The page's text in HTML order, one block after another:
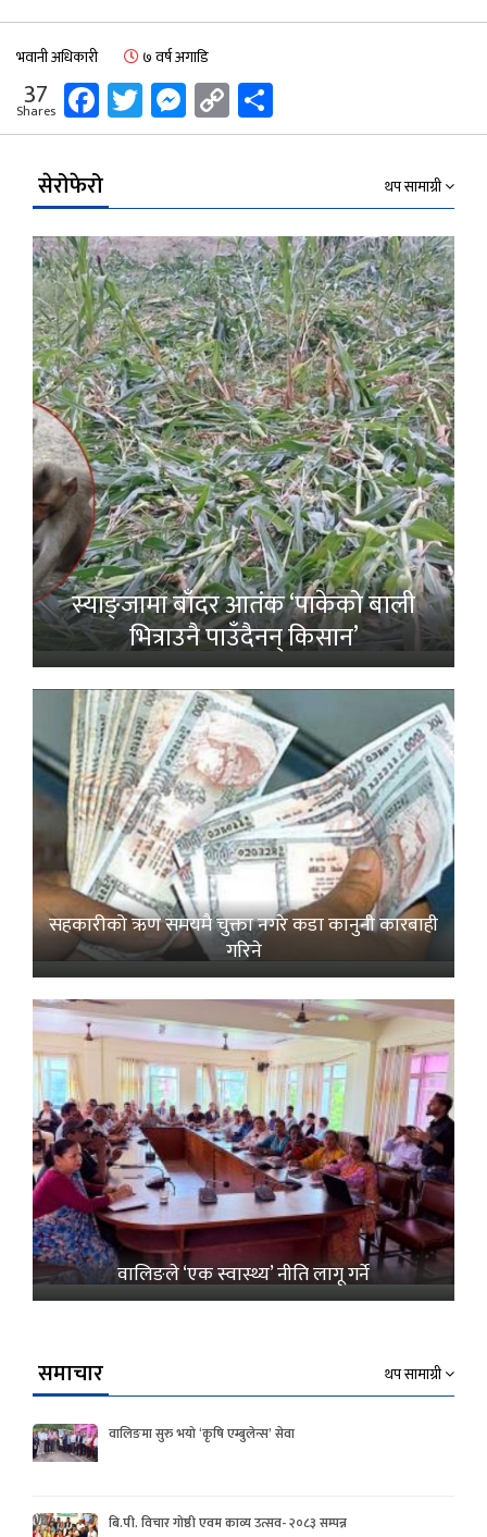
भवानी अधिकारी ७ वर्ष अगाडि
37
Shares Facebook
Twitter
Messenger
Copy
Link
सेरोफेरो थप सामाग्री
स्याङ्जामा बाँदर आतंक ‘पाकेको बाली
भित्राउनै पाउँदैनन् किसान’
सहकारीको ऋण समयमै चुक्ता नगरे कडा कानुनी कारबाही
गरिने
वालिङले ‘एक स्वास्थ्य’ नीति लागू गर्ने
समाचार थप सामाग्री
वालिङमा सुरु भयो ‘कृषि एम्बुलेन्स’ सेवा
बि.पी. विचार गोष्ठी एवम काव्य उत्सव- २०८३ सम्पन्न